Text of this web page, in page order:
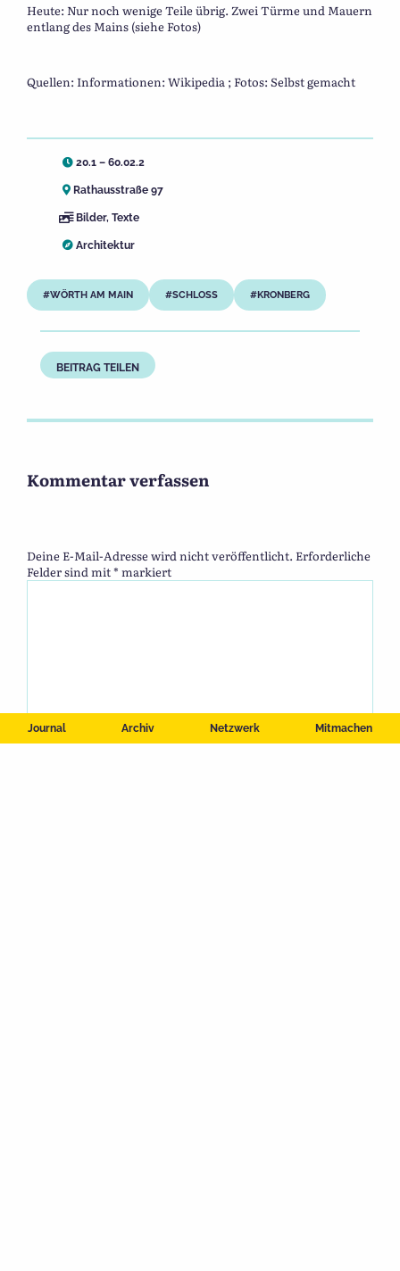
Journal Archiv Netzwerk Mitmachen
Heute: Nur noch wenige Teile übrig. Zwei Türme und Mauern
entlang des Mains (siehe Fotos)
Quellen: Informationen: Wikipedia ; Fotos: Selbst gemacht
20.1 – 60.02.2
Rathausstraße 97
Bilder, Texte
Architektur
WÖRTH AM MAIN SCHLOSS KRONBERG
BEITRAG TEILEN
Kommentar verfassen
Deine E-Mail-Adresse wird nicht veröffentlicht. Erforderliche
Felder sind mit* markiert